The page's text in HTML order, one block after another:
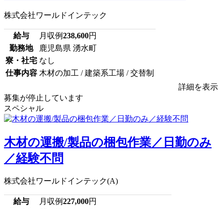
株式会社ワールドインテック
給与 月収例238,600円
勤務地
鹿児島県 湧水町
寮・社宅 なし
仕事内容 木材の加工 / 建築系工場 / 交替制
詳細を表示
募集が停止しています
スペシャル
木材の運搬/製品の梱包作業／日勤のみ
／経験不問
株式会社ワールドインテック(A)
給与 月収例227,000円